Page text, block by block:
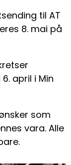
til AT
8. mai på
april i Min
som
vara. Alle